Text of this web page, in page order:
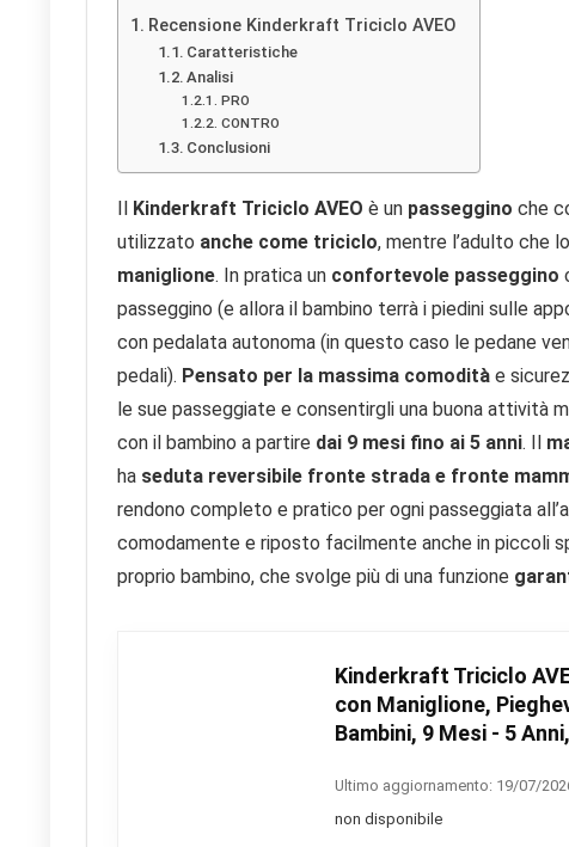
Recensione Kinderkraft Triciclo AVEO
Caratteristiche
Analisi
PRO
CONTRO
Conclusioni
Il Kinderkraft Triciclo AVEO è un passeggino che
utilizzato anche come triciclo, mentre l’adulto che
maniglione. In pratica un confortevole passeggino
passeggino (e allora il bambino terrà i piedini sulle
con pedalata autonoma (in questo caso le pedane
pedali). Pensato per la massima comodità e
le sue passeggiate e consentirgli una buona attività
con il bambino a partire dai 9 mesi fino ai 5 anni. Il
ha seduta reversibile fronte strada e fronte
rendono completo e pratico per ogni passeggiata
comodamente e riposto facilmente anche in piccoli
proprio bambino, che svolge più di una funzione
Kinderkraft Triciclo
con Maniglione,
Bambini, 9 Mesi - 5
Ultimo aggiornamento: 19/07/
non disponibile